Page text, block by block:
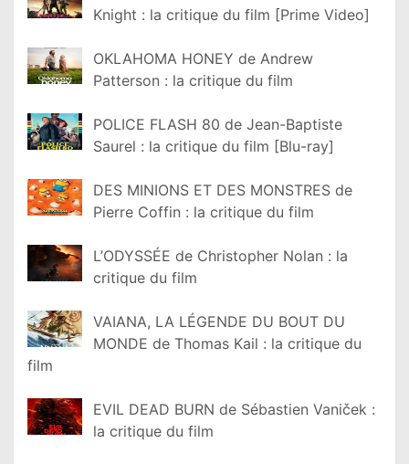
Knight : la critique du film [Prime Video]
OKLAHOMA HONEY de Andrew
Patterson : la critique du film
POLICE FLASH 80 de Jean-Baptiste
Saurel : la critique du film [Blu-ray]
DES MINIONS ET DES MONSTRES de
Pierre Coffin : la critique du film
L’ODYSSÉE de Christopher Nolan : la
critique du film
VAIANA, LA LÉGENDE DU BOUT DU
MONDE de Thomas Kail : la critique du
film
EVIL DEAD BURN de Sébastien Vaniček :
la critique du film